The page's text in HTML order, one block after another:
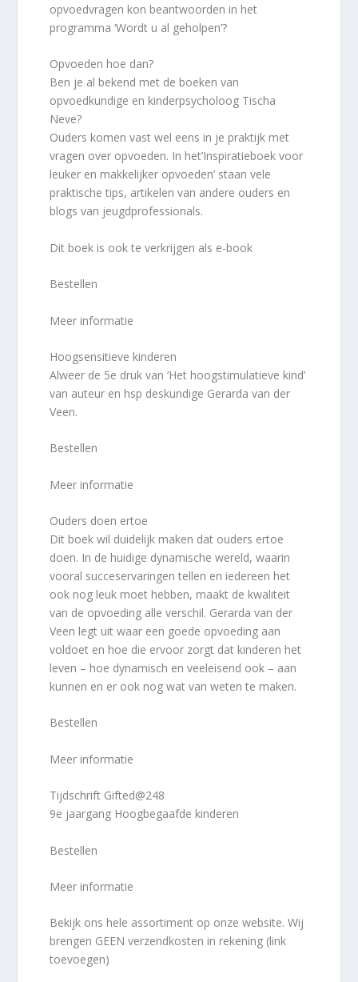
opvoedvragen kon beantwoorden in het
programma ‘Wordt u al geholpen’?
Opvoeden hoe dan?
Ben je al bekend met de boeken van
opvoedkundige en kinderpsycholoog Tischa
Neve?
Ouders komen vast wel eens in je praktijk met
vragen over opvoeden. In het’Inspiratieboek voor
leuker en makkelijker opvoeden’ staan vele
praktische tips, artikelen van andere ouders en
blogs van jeugdprofessionals.
Dit boek is ook te verkrijgen als e-book
Bestellen
Meer informatie
Hoogsensitieve kinderen
Alweer de 5e druk van ‘Het hoogstimulatieve kind’
van auteur en hsp deskundige Gerarda van der
Veen.
Bestellen
Meer informatie
Ouders doen ertoe
Dit boek wil duidelijk maken dat ouders ertoe
doen. In de huidige dynamische wereld, waarin
vooral succeservaringen tellen en iedereen het
ook nog leuk moet hebben, maakt de kwaliteit
van de opvoeding alle verschil. Gerarda van der
Veen legt uit waar een goede opvoeding aan
voldoet en hoe die ervoor zorgt dat kinderen het
leven – hoe dynamisch en veeleisend ook – aan
kunnen en er ook nog wat van weten te maken.
Bestellen
Meer informatie
Tijdschrift Gifted@248
9e jaargang Hoogbegaafde kinderen
Bestellen
Meer informatie
Bekijk ons hele assortiment op onze website. Wij
brengen GEEN verzendkosten in rekening (link
toevoegen)